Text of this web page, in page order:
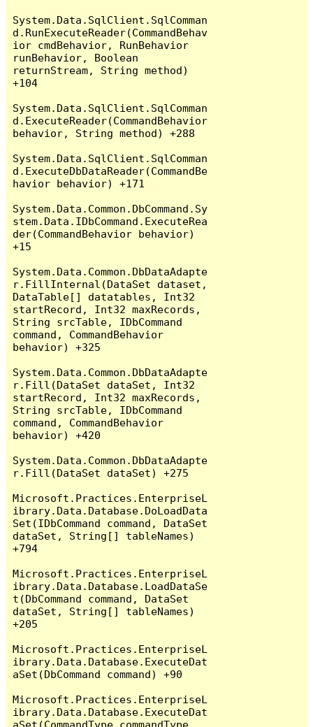
System.Data.SqlClient.SqlComman
d.RunExecuteReader(CommandBehav
ior cmdBehavior, RunBehavior
runBehavior, Boolean
returnStream, String method)
+104
System.Data.SqlClient.SqlComman
d.ExecuteReader(CommandBehavior
behavior, String method) +288
System.Data.SqlClient.SqlComman
d.ExecuteDbDataReader(CommandBe
havior behavior) +171
System.Data.Common.DbCommand.Sy
stem.Data.IDbCommand.ExecuteRea
der(CommandBehavior behavior)
+15
System.Data.Common.DbDataAdapte
r.FillInternal(DataSet dataset,
DataTable[] datatables, Int32
startRecord, Int32 maxRecords,
String srcTable, IDbCommand
command, CommandBehavior
behavior) +325
System.Data.Common.DbDataAdapte
r.Fill(DataSet dataSet, Int32
startRecord, Int32 maxRecords,
String srcTable, IDbCommand
command, CommandBehavior
behavior) +420
System.Data.Common.DbDataAdapte
r.Fill(DataSet dataSet) +275
Microsoft.Practices.EnterpriseL
ibrary.Data.Database.DoLoadData
Set(IDbCommand command, DataSet
dataSet, String[] tableNames)
+794
Microsoft.Practices.EnterpriseL
ibrary.Data.Database.LoadDataSe
t(DbCommand command, DataSet
dataSet, String[] tableNames)
+205
Microsoft.Practices.EnterpriseL
ibrary.Data.Database.ExecuteDat
aSet(DbCommand command) +90
Microsoft.Practices.EnterpriseL
ibrary.Data.Database.ExecuteDat
aSet(CommandType commandType,